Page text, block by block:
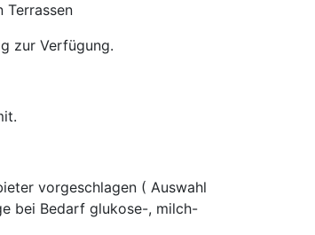
Terrassen
zur Verfügung.
vorgeschlagen ( Auswahl
bei Bedarf glukose-, milch-